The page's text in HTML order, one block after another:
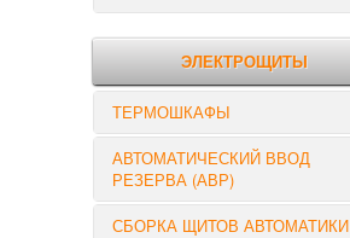
РЕЛЕ КОНТРОЛЯ
ЭЛЕКТРОЩИТЫ
ТЕРМОШКАФЫ
АВТОМАТИЧЕСКИЙ ВВОД
РЕЗЕРВА (АВР)
СБОРКА ЩИТОВ АВТОМАТИКИ